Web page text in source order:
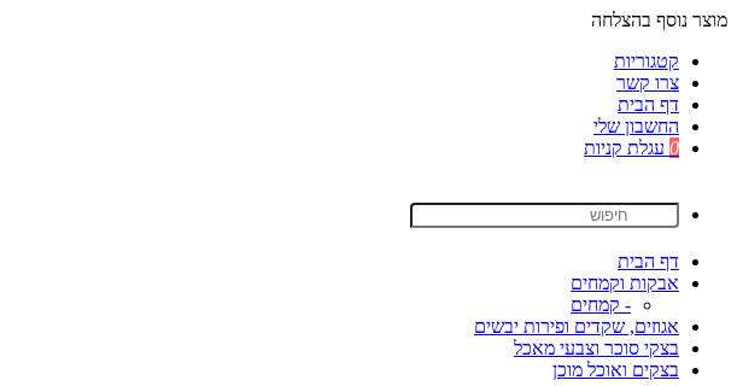
מוצר נוסף בהצלחה
קטגוריות
צרו קשר
דף הבית
החשבון שלי
0 עגלת קניות
דף הבית
אבקות וקמחים
- קמחים
אגוזים, שקדים ופירות יבשים
בצקי סוכר וצבעי מאכל
בצקים ואוכל מוכן